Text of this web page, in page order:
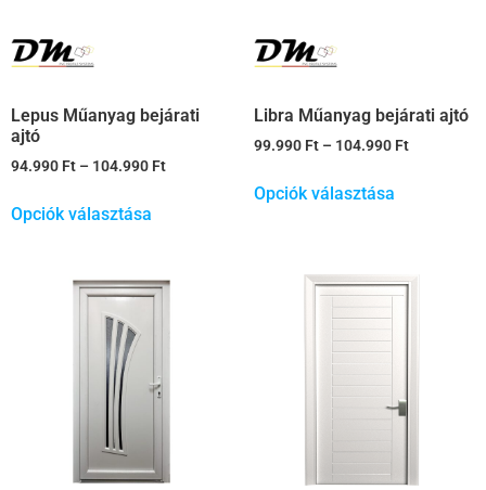
Lepus Műanyag bejárati
ajtó
94.990 Ft – 104.990 Ft
Opciók választása
Libra Műanyag bejárati ajtó
99.990 Ft – 104.990 Ft
Opciók választása